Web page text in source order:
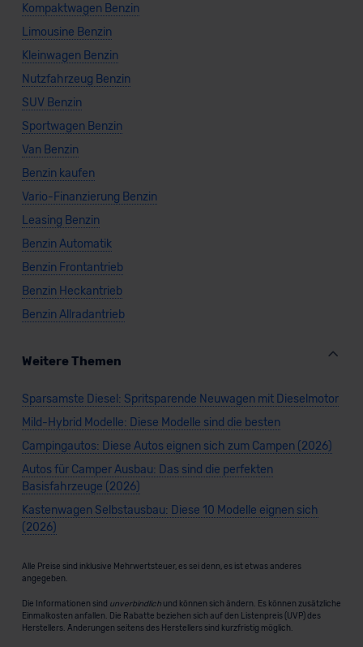
Kompaktwagen Benzin
Limousine Benzin
Kleinwagen Benzin
Nutzfahrzeug Benzin
SUV Benzin
Sportwagen Benzin
Van Benzin
Benzin kaufen
Vario-Finanzierung Benzin
Leasing Benzin
Benzin Automatik
Benzin Frontantrieb
Benzin Heckantrieb
Benzin Allradantrieb
Weitere Themen
Sparsamste Diesel: Spritsparende Neuwagen mit Dieselmotor
Mild-Hybrid Modelle: Diese Modelle sind die besten
Campingautos: Diese Autos eignen sich zum Campen (2026)
Autos für Camper Ausbau: Das sind die perfekten
Basisfahrzeuge (2026)
Kastenwagen Selbstausbau: Diese 10 Modelle eignen sich
(2026)
Alle Preise sind inklusive Mehrwertsteuer, es sei denn, es ist etwas anderes
angegeben.
Die Informationen sind unverbindlichund können sich ändern. Es können zusätzliche
Einmalkosten anfallen. Die Rabatte beziehen sich auf den Listenpreis (UVP) des
Herstellers. Änderungen seitens des Herstellers sind kurzfristig möglich.